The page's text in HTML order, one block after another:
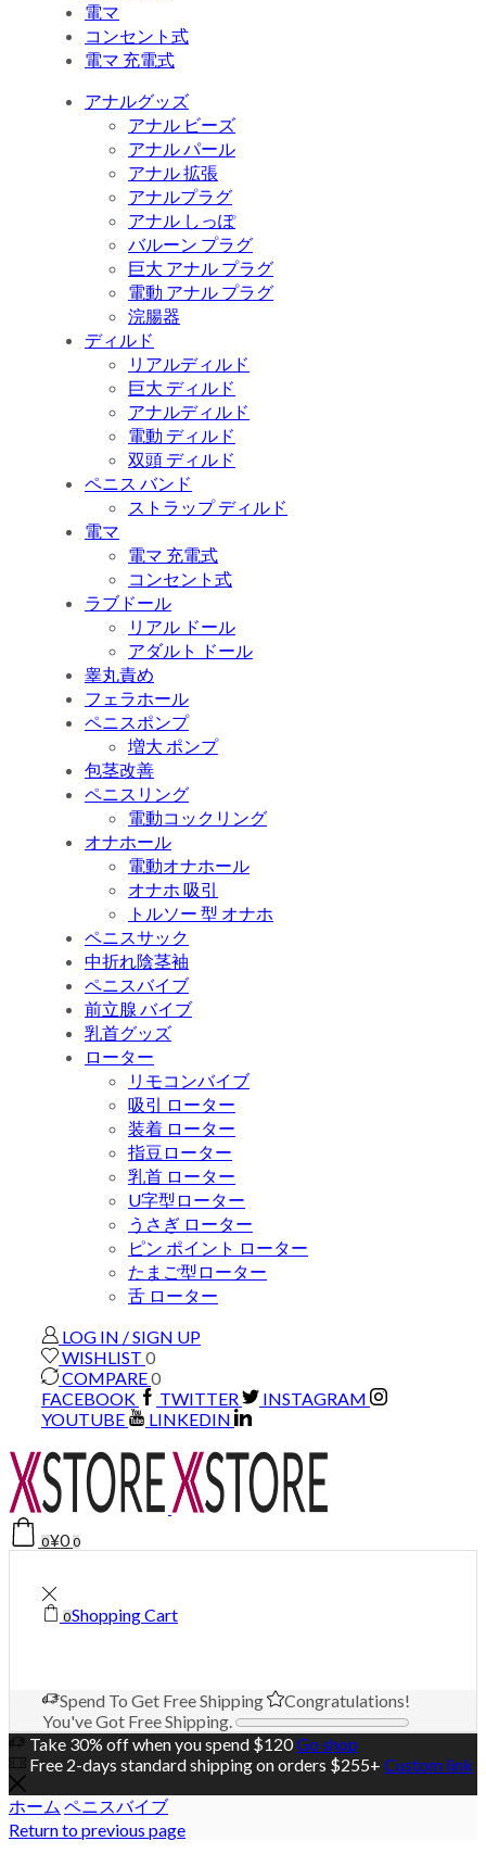
電マ
コンセント式
電マ 充電式
アナルグッズ
アナル ビーズ
アナル パール
アナル 拡張
アナルプラグ
アナル しっぽ
バルーン プラグ
巨大 アナル プラグ
電動 アナル プラグ
浣腸器
ディルド
リアルディルド
巨大 ディルド
アナルディルド
電動 ディルド
双頭 ディルド
ペニス バンド
ストラップ ディルド
電マ
電マ 充電式
コンセント式
ラブドール
リアル ドール
アダルト ドール
睾丸責め
フェラホール
ペニスポンプ
増大 ポンプ
包茎改善
ペニスリング
電動コックリング
オナホール
電動オナホール
オナホ 吸引
トルソー 型 オナホ
ペニスサック
中折れ陰茎袖
ペニスバイブ
前立腺 バイブ
乳首グッズ
ローター
リモコンバイブ
吸引 ローター
装着 ローター
指豆ローター
乳首 ローター
U字型ローター
うさぎ ローター
ピン ポイント ローター
たまご型ローター
舌 ローター
LOG IN / SIGN UP
WISHLIST 0
COMPARE0
FACEBOOK
TWITTER
INSTAGRAM
YOUTUBE
LINKEDIN
0¥0 0
0Shopping Cart
Spend To Get Free Shipping
Congratulations!
You've Got Free Shipping.
Take 30% off when you spend $120Go shop
Free 2-days standard shipping on orders $255+ Custom link
ホーム ペニスバイブ
Return to previous page